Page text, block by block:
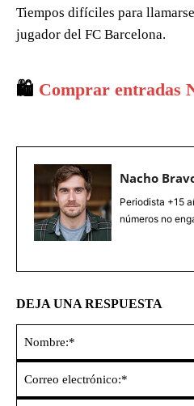
Tiempos difíciles para llamarse
jugador del FC Barcelona.
🛍️ Comprar entradas
Nacho
Periodista +15
números no
DEJA UNA RESPUESTA